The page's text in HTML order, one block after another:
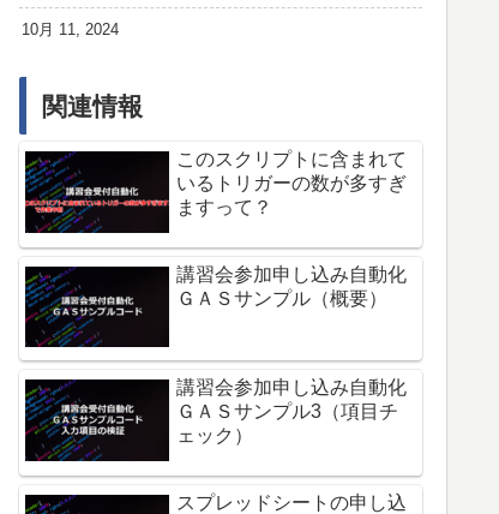
10月 11, 2024
関連情報
このスクリプトに含まれて
いるトリガーの数が多すぎ
ますって？
講習会参加申し込み自動化
ＧＡＳサンプル（概要）
講習会参加申し込み自動化
ＧＡＳサンプル3（項目チ
ェック）
スプレッドシートの申し込